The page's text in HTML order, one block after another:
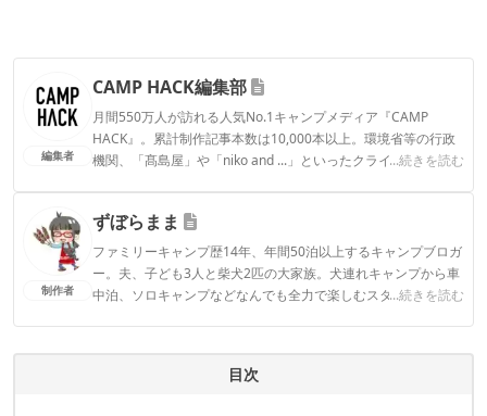
編集者
CAMP HACK編集部
月間550万人が訪れる人気No.1キャンプメディア『CAMP
HACK』。累計制作記事本数は10,000本以上。環境省等の行政
機関、「髙島屋」や「niko and ...」といったクライアントとの
...続きを読む
CAMP HACK編集部のプロフィール
制作者
ずぼらまま
ファミリーキャンプ歴14年、年間50泊以上するキャンプブロガ
ー。夫、子ども3人と柴犬2匹の大家族。犬連れキャンプから車
中泊、ソロキャンプなどなんでも全力で楽しむスタイル。アウ
...続きを読む
ずぼらままのプロフィール
目次